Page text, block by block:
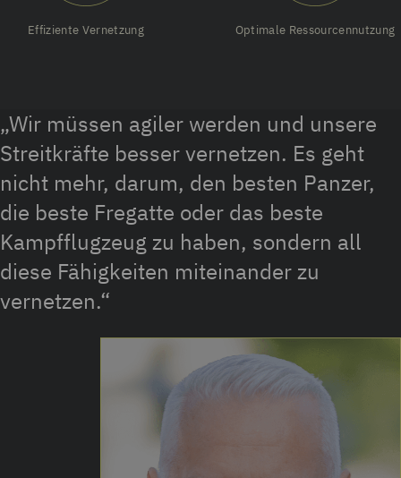
Effiziente Vernetzung Optimale Ressourcennutzung
Wir müssen agiler werden und unsere
Streitkräfte besser vernetzen. Es geht
nicht mehr, darum, den besten Panzer,
die beste Fregatte oder das beste
Kampfflugzeug zu haben, sondern all
diese Fähigkeiten miteinander zu
vernetzen.